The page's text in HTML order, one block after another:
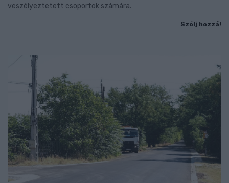
veszélyeztetett csoportok számára.
Szólj hozzá!